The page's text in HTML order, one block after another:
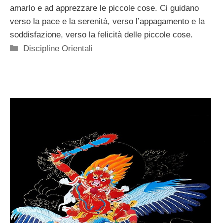
amarlo e ad apprezzare le piccole cose. Ci guidano
verso la pace e la serenità, verso l’appagamento e la
soddisfazione, verso la felicità delle piccole cose.
Categorie
Discipline Orientali